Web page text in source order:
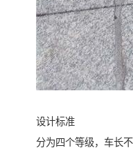
设计标准
分为四个等级，车长